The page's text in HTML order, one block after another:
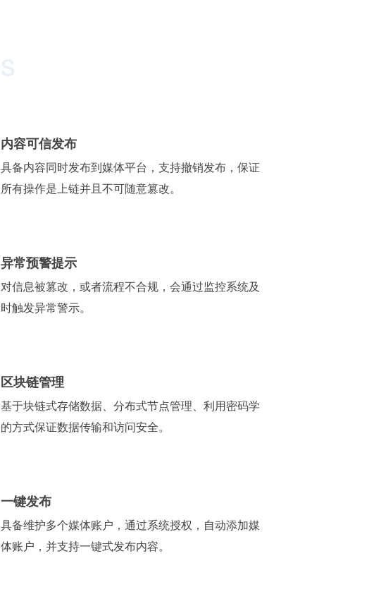
内容可信发布
具备内容同时发布到媒体平台，支持撤销发布，保证
所有操作是上链并且不可随意篡改。
异常预警提示
对信息被篡改，或者流程不合规，会通过监控系统及
时触发异常警示。
区块链管理
基于块链式存储数据、分布式节点管理、利用密码学
的方式保证数据传输和访问安全。
一键发布
具备维护多个媒体账户，通过系统授权，自动添加媒
体账户，并支持一键式发布内容。